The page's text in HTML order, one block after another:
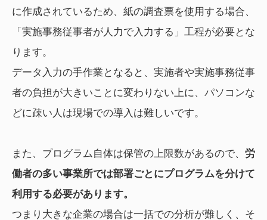
に作成されているため、紙の調査票を使用する場合、
「実施事務従事者が人力で入力する」工程が必要とな
ります。
データ入力の手作業となると、実施者や実施事務従事
者の負担が大きいことに変わりない上に、パソコンな
どに疎い人は現場での導入は難しいです。
また、プログラム自体は保管の上限数があるので、 労
働者の多い事業所では部署ごとにプログラムを分けて
利用する必要があります。
つまり大きな企業の場合は一括での分析が難しく、そ